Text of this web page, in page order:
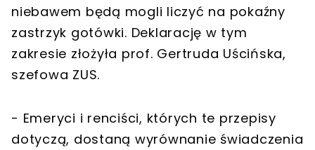
niebawem będą mogli liczyć na pokaźny
zastrzyk gotówki. Deklarację w tym
zakresie złożyła prof. Gertruda Uścińska,
szefowa ZUS.
- Emeryci i renciści, których te przepisy
dotyczą, dostaną wyrównanie świadczenia